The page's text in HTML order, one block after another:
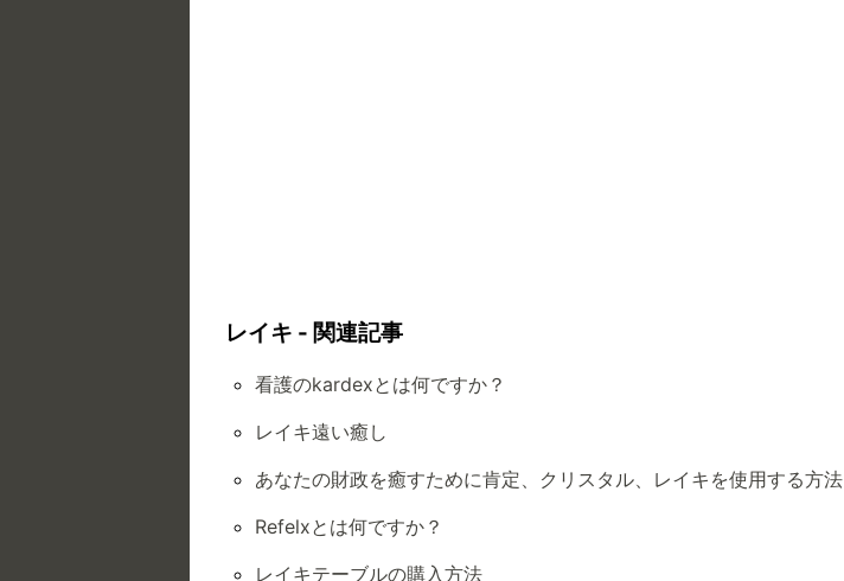
レイキ - 関連記事
看護のkardexとは何ですか？
レイキ遠い癒し
あなたの財政を癒すために肯定、クリスタル、レイキを使用する方法
Refelxとは何ですか？
レイキテーブルの購入方法